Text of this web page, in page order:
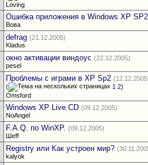
Loving
Ошибка приложения в Windows XP SP2
Вова
defrag (21.12.2005)
Kladus
окно активации виндоус (22.12.2005)
pesel
Проблемы с играми в ХР Sp2
(
1 2)
Omsford
Windows XP Live CD (09.12.2005)
NoAngel
F.A.Q. по WinXP. (09.12.2005)
Шеff
Registry или Как устроен мир?
kalyok